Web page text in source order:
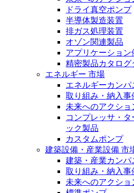
ドライ真空ポンプ
半導体製造装置
排ガス処理装置
オゾン関連製品
アプリケーション
精密製品カタログ
エネルギー 市場
エネルギーカンパ
取り組み・納入事
未来へのアクショ
コンプレッサ・
ック製品
カスタムポンプ
建築設備・産業設備 市
建築・産業カンパ
取り組み・納入事
未来へのアクショ